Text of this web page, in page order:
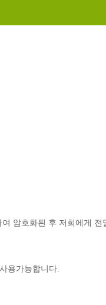
암호화된 후 저희에게 전
용가능합니다.